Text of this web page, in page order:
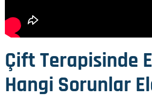
Çift Terapisinde
Hangi Sorunlar